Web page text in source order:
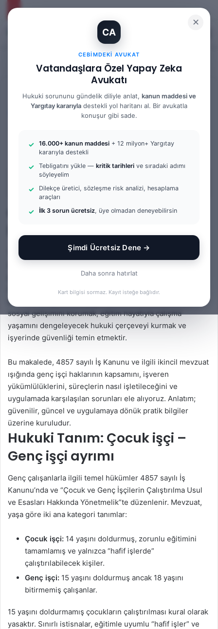
✕
CA
CEBIMDEKI AVUKAT
Vatandaşlara Özel Yapay Zeka
Avukatı
Hukuki sorununu gündelik diliyle anlat, kanun maddesi ve
Yargıtay kararıyla destekli yol haritanı al. Bir avukatla
konuşur gibi sade.
16.000+ kanun maddesi + 12 milyon+ Yargıtay
kararıyla destekli
Tebligatını yükle — kritik tarihleri ve sıradaki adımı
söyleyelim
Dilekçe üretici, sözleşme risk analizi, hesaplama
araçları
İlk 3 sorun ücretsiz, üye olmadan deneyebilirsin
Şimdi Ücretsiz Dene →
Daha sonra hatırlat
Kart bilgisi sormaz. Kayıt isteğe bağlıdır.
395 6 dakika okuma süresi
İçindekiler
Giriş: Genç işçi kimdir, hangi
haklara sahiptir?
Türkiye’de “genç işçi” kavramı, çalışma hayatına yeni adım
gruba yönelik özel koruma hükümleri, işin niteliği, çalışma
saatleri, ücret ve iş sağlığı ve güvenliği bakımından daha
sıkı kurallar içerir. Amaç; gençlerin fiziksel, zihinsel ve
sosyal gelişimini korumak, eğitim hayatıyla çalışma
yaşamını dengeleyecek hukuki çerçeveyi kurmak ve
işyerinde güvenliği temin etmektir.
Bu makalede, 4857 sayılı İş Kanunu ve ilgili ikincil mevzuat
ışığında genç işçi haklarının kapsamını, işveren
yükümlülüklerini, süreçlerin nasıl işletileceğini ve
uygulamada karşılaşılan sorunları ele alıyoruz. Anlatım;
güvenilir, güncel ve uygulamaya dönük pratik bilgiler
üzerine kuruludur.
Hukuki Tanım: Çocuk işçi –
Genç işçi ayrımı
Genç çalışanlarla ilgili temel hükümler 4857 sayılı İş
Kanunu’nda ve “Çocuk ve Genç İşçilerin Çalıştırılma Usul
ve Esasları Hakkında Yönetmelik”te düzenlenir. Mevzuat,
yaşa göre iki ana kategori tanımlar:
Çocuk işçi: 14 yaşını doldurmuş, zorunlu eğitimini
tamamlamış ve yalnızca “hafif işlerde”
çalıştırılabilecek kişiler.
Genç işçi: 15 yaşını doldurmuş ancak 18 yaşını
bitirmemiş çalışanlar.
15 yaşını doldurmamış çocukların çalıştırılması kural olarak
yasaktır. Sınırlı istisnalar, eğitimle uyumlu “hafif işler” ve